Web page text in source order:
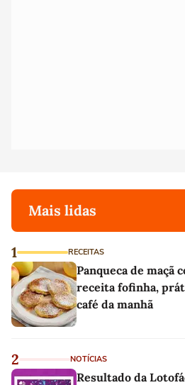
Mais lidas
1 RECEITAS
Panqueca de maçã
receita fofinha,
café da manhã
2 NOTÍCIAS
Resultado da